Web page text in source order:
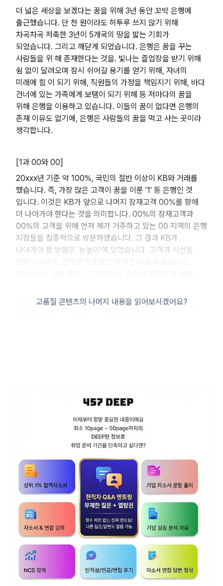
더 넓은 세상을 보겠다는 꿈을 위해 3년 동안 꼬박 은행에
출근했습니다. 단 천 원이라도 허투루 쓰지 않기 위해
차곡차곡 저축한 3년이 5개국의 땅을 밟는 기회가
되었습니다. 그리고 깨닫게 되었습니다. 은행은 꿈을 꾸는
사람들을 위 해 존재한다는 것을. 빛나는 즐업장을 받기 위해
쉼 없이 달려오며 잠시 쉬어갈 용기를 얻기 위해, 자녀의
미래에 힘 이 되기 위해, 직원들의 가정을 책임지기 위해, 바다
건너에 있는 가족에게 보탬이 되기 위해 등 저마다의 꿈을
위해 은행을 이용하고 있습니다. 이들의 꿈이 없다면 은행의
존재 이유도 없기에, 은행은 사람들의 꿈을 먹고 사는 곳이라
생각합니다.
[1과 00와 00]
20xxx년 기준 약 100%, 국민의 절반 이상이 KB와 거래를
했습니다. 즉, 가장 많은 고객이 꿈을 이룬 '1' 등 은행인 것
입니다. 이것은 KB가 앞으로 나머지 잠재고객 00%를 향해
더 나아가야 한다는 것을 의미합니다. 00%의 잠재고객과
00%의 고객을 위해 먼저 제가 거주하고 있는 00 지역의 은행
지점들을 집중적으로 방문하였습니다. 그 결과 KB가
나아가야 할 방향은 '눈높이'에 있었습니다. 고객과 시선을
첫째, 기본에 충실한 KB - 가까운 반경에 있는 우리은행과
고품질 콘텐츠의 나머지 내용을 읽어보시겠어요?